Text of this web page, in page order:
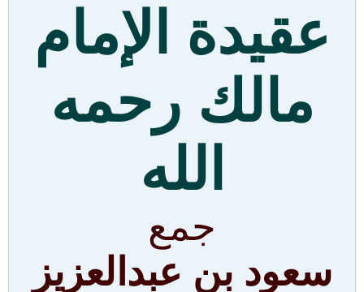
عقيدة الإمام
مالك رحمه
الله
جمع
سعود بن عبدالعزيز